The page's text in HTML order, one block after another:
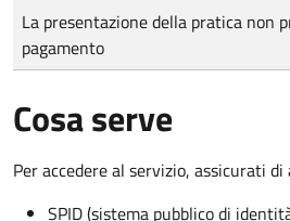
Tipo di pagamento
Importo
La presentazione della pratica non
pagamento
Cosa serve
Per accedere al servizio, assicurati di
SPID (sistema pubblico di